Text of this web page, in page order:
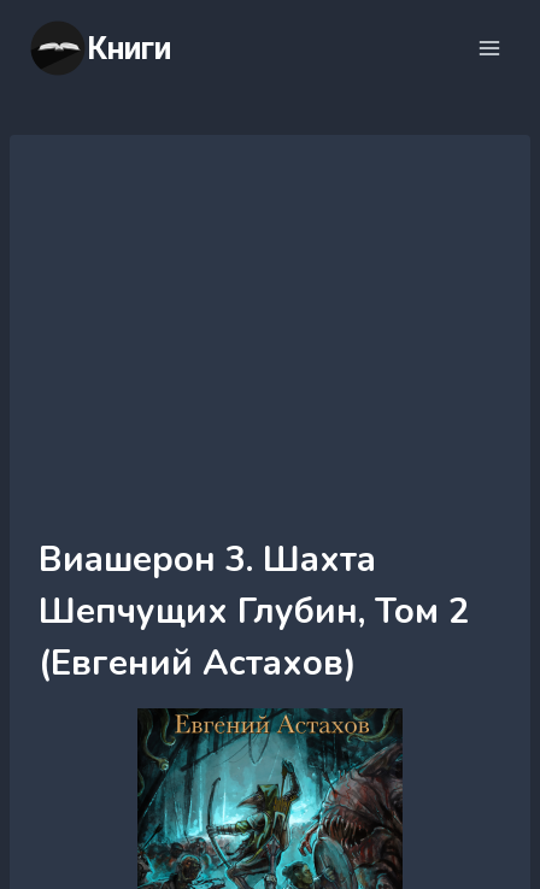
содержимому
Книги
Виашерон 3. Шахта
Шепчущих Глубин, Том 2
(Евгений Астахов)